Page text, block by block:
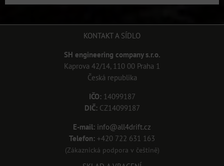
KONTAKT A SÍDLO
SH engineering company s.r.o.
Kaprova 42/14, 110 00 Praha 1
Česká republika
IČO:14099187
DIČ:CZ14099187
E-mail: info@all4drift.cz
Telefon: +420 722 631 163
(Zákaznická podpora v češtině)